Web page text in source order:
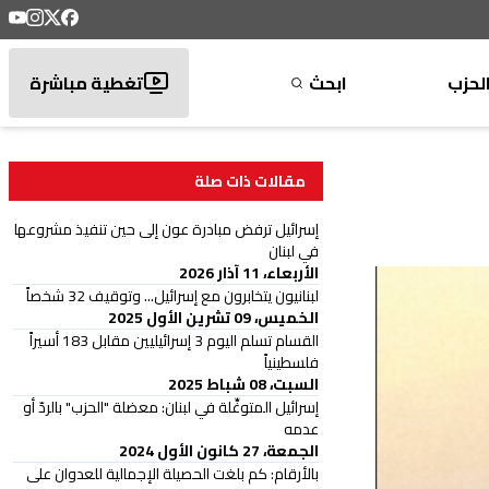
الحزب ابحث تغطية مباشرة
مقالات ذات صلة
إسرائيل ترفض مبادرة عون إلى حين تنفيذ مشروعها
في لبنان
الأربعاء، 11 آذار 2026
لبنانيون يتخابرون مع إسرائيل... وتوقيف 32 شخصاً
الخميس، 09 تشرين الأول 2025
القسام تسلم اليوم 3 إسرائيليين مقابل 183 أسيراً
فلسطينياً
السبت، 08 شباط 2025
إسرائيل المتوغِّلة في لبنان: معضلة "الحزب" بالردّ أو
عدمه
الجمعة، 27 كانون الأول 2024
بالأرقام: كم بلغت الحصيلة الإجمالية للعدوان على